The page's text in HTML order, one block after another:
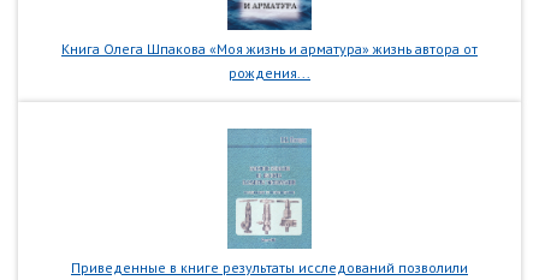
Книга Олега Шпакова «Моя жизнь и арматура» жизнь автора от
рождения...
Приведенные в книге результаты исследований позволили